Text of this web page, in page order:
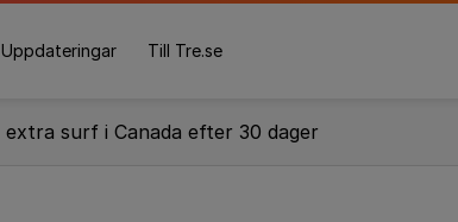
Uppdateringar Till Tre.se
extra surf i Canada efter 30 dager